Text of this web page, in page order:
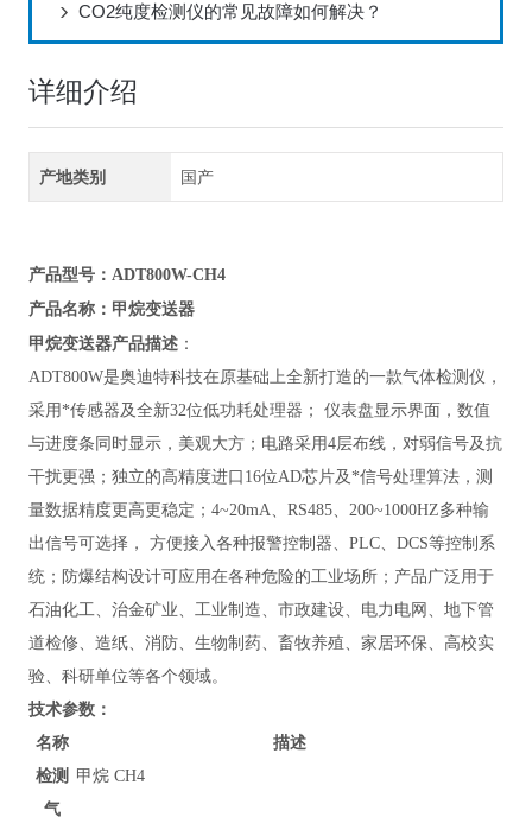
CO2纯度检测仪的常见故障如何解决？
详细介绍
产地类别 国产
产品型号：ADT800W-CH4
产品名称： 甲烷变送器
甲烷变送器产品描述：
ADT800W是奥迪特科技在原基础上全新打造的一款气体检测仪，
采用*传感器及全新32位低功耗处理器； 仪表盘显示界面，数值
与进度条同时显示，美观大方；电路采用4层布线，对弱信号及抗
干扰更强；独立的高精度进口16位AD芯片及*信号处理算法，测
量数据精度更高更稳定；4~20mA、RS485、200~1000HZ多种输
出信号可选择， 方便接入各种报警控制器、PLC、DCS等控制系
统；防爆结构设计可应用在各种危险的工业场所；产品广泛用于
石油化工、治金矿业、工业制造、市政建设、电力电网、地下管
道检修、造纸、消防、生物制药、畜牧养殖、家居环保、高校实
验、科研单位等各个领域。
技术参数：
名称
描述
检测
气
甲烷 CH4